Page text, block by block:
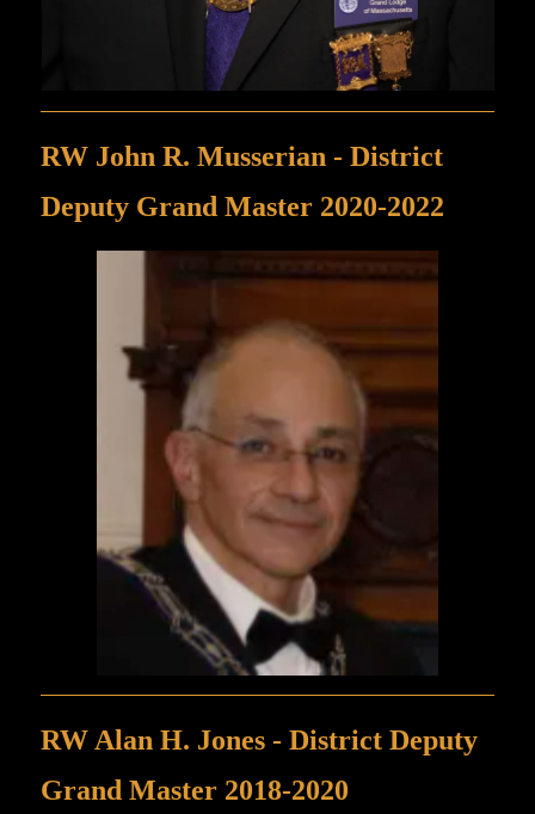
RW John R. Musserian - District
Deputy Grand Master 2020-2022
RW Alan H. Jones - District Deputy
Grand Master 2018-2020